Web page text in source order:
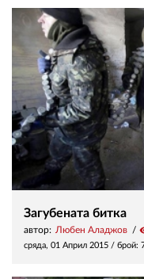
Загубената битка
автор: Любен Аладжов
сряда, 01 Април 2015 / брой: